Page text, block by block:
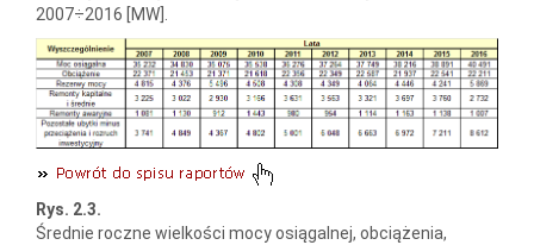
2007÷2016 [MW].
Rys. 2.3.
Średnie roczne wielkości mocy osiągalnej, obciążenia,